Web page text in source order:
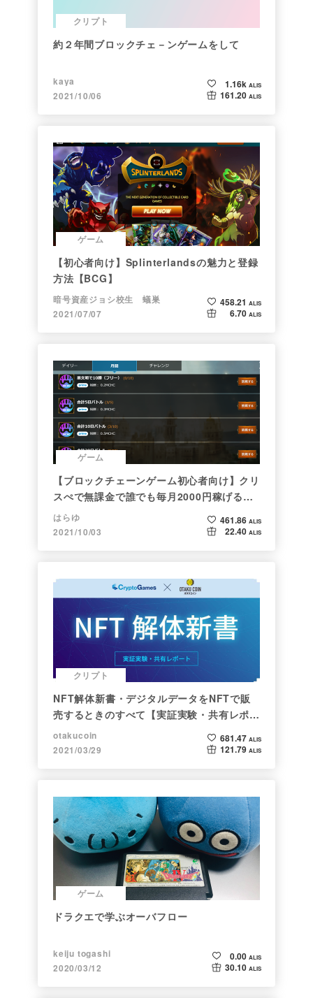
クリプト
約２年間ブロックチェ－ンゲームをして
kaya
2021/10/06
1.16k ALIS
161.20 ALIS
ゲーム
【初心者向け】Splinterlandsの魅力と登録
方法【BCG】
暗号資産ジョシ校生 蟻巣
2021/07/07
458.21 ALIS
6.70 ALIS
ゲーム
【ブロックチェーンゲーム初心者向け】クリ
スぺで無課金で誰でも毎月2000円稼げる時
代がきた
はらゆ
2021/10/03
461.86 ALIS
22.40 ALIS
クリプト
NFT解体新書・デジタルデータをNFTで販
売するときのすべて【実証実験・共有レポー
ト】
otakucoin
2021/03/29
681.47 ALIS
121.79 ALIS
ゲーム
ドラクエで学ぶオーバフロー
keiju togashi
2020/03/12
0.00 ALIS
30.10 ALIS